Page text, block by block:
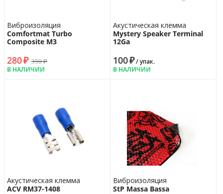
Виброизоляция
Comfortmat Turbo
Composite M3
280₽ 350₽
В НАЛИЧИИ
Акустическая клемма
Mystery Speaker Terminal
12Ga
100₽/ упак.
В НАЛИЧИИ
Акустическая клемма
ACV RM37-1408
Виброизоляция
StP Massa Bassa